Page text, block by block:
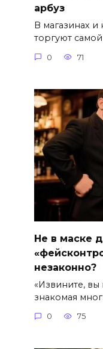
арбуз
В магазинах
торгуют
0 71
Не в маске
незаконно?
«Извините, вы
знакомая
0 75